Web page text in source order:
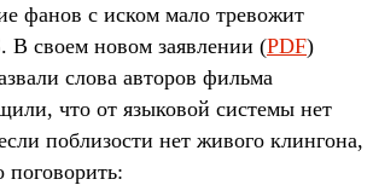
фанов с иском мало тревожит
В своем новом заявлении (PDF)
слова авторов фильма
что от языковой системы нет
поблизости нет живого клингона,